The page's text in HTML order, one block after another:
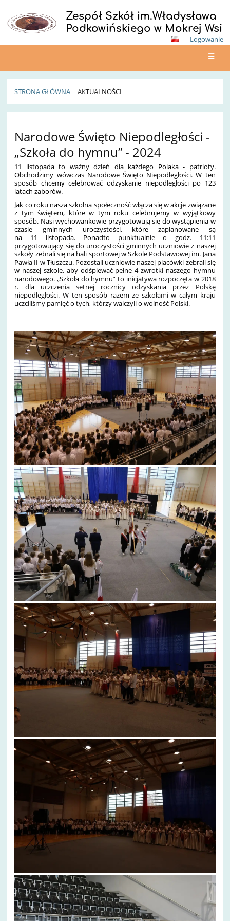
Zespół Szkół im.Władysława
Podkowińskiego w Mokrej Wsi
Logowanie
STRONA GŁÓWNA AKTUALNOŚCI
Narodowe Święto Niepodległości -
„Szkoła do hymnu” - 2024
11 listopada to ważny dzień dla każdego Polaka - patrioty.
Obchodzimy wówczas Narodowe Święto Niepodległości. W ten
sposób chcemy celebrować odzyskanie niepodległości po 123
latach zaborów.
Jak co roku nasza szkolna społeczność włącza się w akcje związane
z tym świętem, które w tym roku celebrujemy w wyjątkowy
sposób. Nasi wychowankowie przygotowują się do wystąpienia w
czasie gminnych uroczystości, które zaplanowane są
na 11 listopada. Ponadto punktualnie o godz. 11:11
przygotowujący się do uroczystości gminnych uczniowie z naszej
szkoły zebrali się na hali sportowej w Szkole Podstawowej im. Jana
Pawła II w Tłuszczu. Pozostali uczniowie naszej placówki zebrali się
w naszej szkole, aby odśpiewać pełne 4 zwrotki naszego hymnu
narodowego. „Szkoła do hymnu” to inicjatywa rozpoczęta w 2018
r. dla uczczenia setnej rocznicy odzyskania przez Polskę
niepodległości. W ten sposób razem ze szkołami w całym kraju
uczciliśmy pamięć o tych, którzy walczyli o wolność Polski.